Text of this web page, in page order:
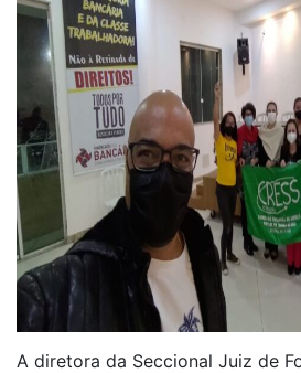
A diretora da Seccional Juiz de